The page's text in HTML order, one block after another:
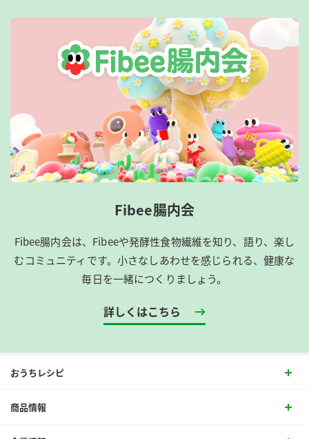
Fibee腸内会
Fibee腸内会は、​Fibeeや発酵性食物繊維を知り、語り、楽し
むコミュニティです。​小さなしあわせを感じられる、健康な
毎日を一緒につくりましょう。
詳しくはこちら
おうちレシピ
商品情報